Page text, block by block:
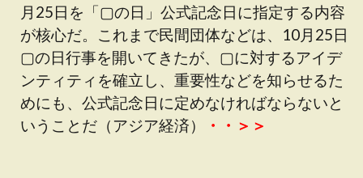
月25日を「▢の日」公式記念日に指定する内容
が核心だ。これまで民間団体などは、10月25日
▢の日行事を開いてきたが、▢に対するアイデ
ンティティを確立し、重要性などを知らせるた
めにも、公式記念日に定めなければならないと
いうことだ（アジア経済）
・・＞＞